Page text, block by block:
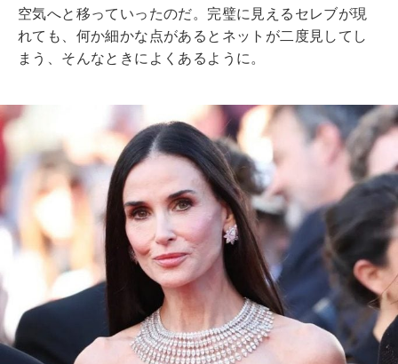
空気へと移っていったのだ。完璧に見えるセレブが現
れても、何か細かな点があるとネットが二度見してし
まう、そんなときによくあるように。